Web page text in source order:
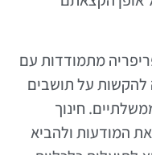
מתמודדות עם
להקשות על תושבים
חינוך
המודעות ולהביא